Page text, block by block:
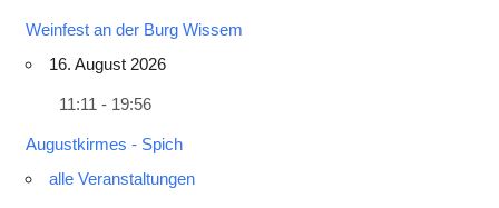
Weinfest an der Burg Wissem
16. August 2026
11:11 - 19:56
Augustkirmes - Spich
alle Veranstaltungen